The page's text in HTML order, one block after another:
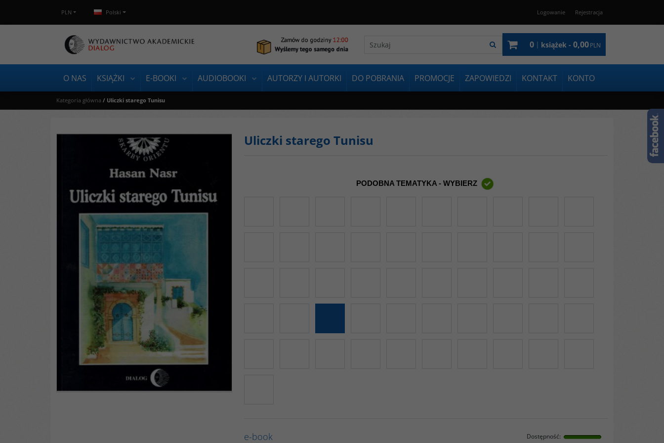
PLN Polski Logowanie Rejestracja
0 | książek - 0,00PLN
O NAS KSIĄŻKI E-BOOKI AUDIOBOOKI AUTORZY I AUTORKI DO POBRANIA PROMOCJE ZAPOWIEDZI KONTAKT KONTO
Kategoria główna / Uliczki starego Tunisu
Uliczki starego Tunisu
PODOBNA TEMATYKA - WYBIERZ
e-book Dostępność: